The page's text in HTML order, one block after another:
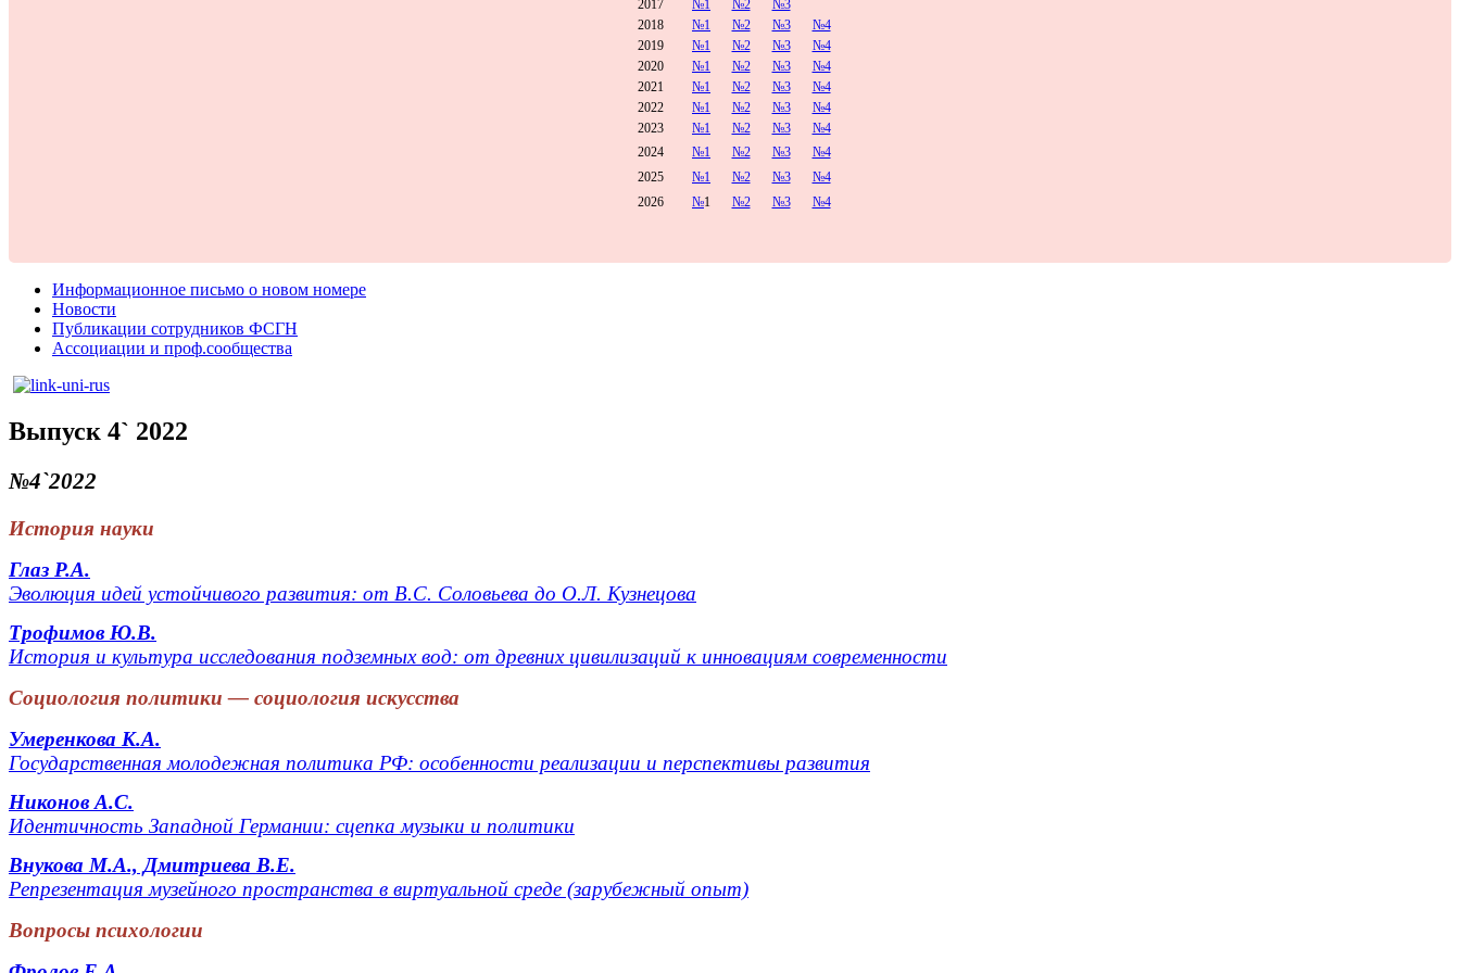
2017
№1 №2
№3
2018
№1 №2 №3
№4
2019
№1 №2 №3
№4
2020
№1 №2 №3
№4
2021
№1 №2 №3
№4
2022
№1 №2 №3
№4
2023
№1 №2 №3
№4
2024
№1 №2 №3
№4
2025
№1 №2 №3
№4
2026
№1 №2 №3 №4
Информационное письмо о новом номере
Новости
Публикации сотрудников ФСГН
Ассоциации и проф.сообщества
Выпуск 4` 2022
№4`2022
История науки
Глаз Р.А.
Эволюция идей устойчивого развития: от В.С. Соловьева до О.Л. Кузнецова
Трофимов Ю.В.
История и культура исследования подземных вод: от древних цивилизаций к инновациям современности
Социология политики — социология искусства
Умеренкова К.А.
Государственная молодежная политика РФ: особенности реализации и перспективы развития
Никонов А.C.
Идентичность Западной Германии: сцепка музыки и политики
Внукова М.А., Дмитриева В.Е.
Репрезентация музейного пространства в виртуальной среде (зарубежный опыт)
Вопросы психологии